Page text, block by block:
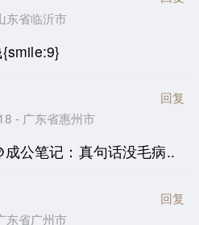
东省临沂市
- 广东省惠州市
回复
成公笔记：真句话没毛病..
东省广州市
回复